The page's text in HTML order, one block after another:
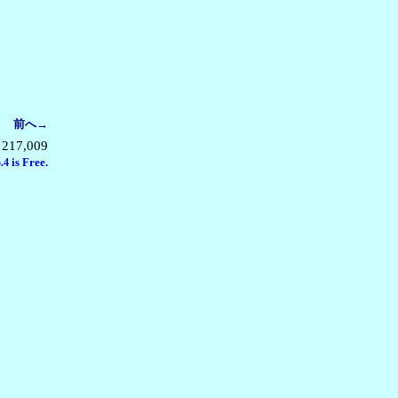
前へ→
217,009
is Free.